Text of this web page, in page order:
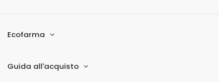
Ecofarma
Guida all'acquisto